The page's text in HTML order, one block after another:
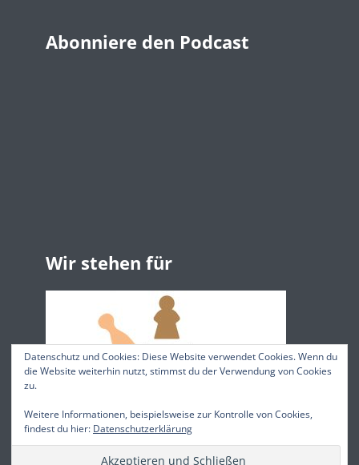
Abonniere den Podcast
Wir stehen für
Datenschutz und Cookies: Diese Website verwendet Cookies. Wenn du
die Website weiterhin nutzt, stimmst du der Verwendung von Cookies
zu.
Weitere Informationen, beispielsweise zur Kontrolle von Cookies,
findest du hier: Datenschutzerklärung